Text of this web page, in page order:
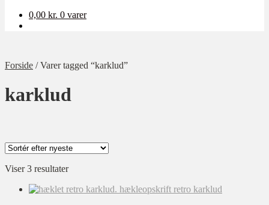
0,00 kr. 0 varer
Forside /Varer tagged “karklud”
karklud
Kategori
Ukategoriseret
Viser 3 resultaterSorteret
seneste